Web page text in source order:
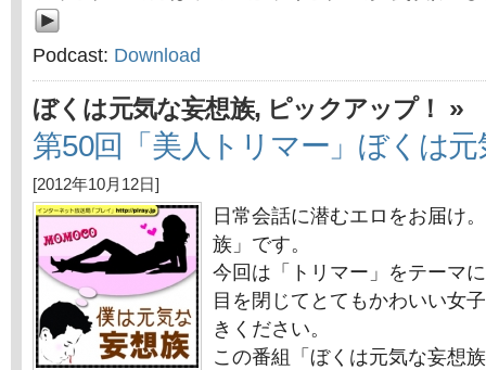
Podcast: Download
ぼくは元気な妄想族, ピックアップ！ »
第50回「美人トリマー」ぼくは
[2012年10月12日]
日常会話に潜むエロをお届け
族」です。
今回は「トリマー」をテーマ
目を閉じてとてもかわいい女
きください。
この番組「ぼくは元気な妄想